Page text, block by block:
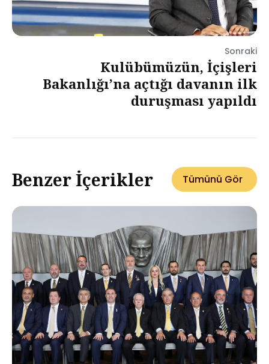
Sonraki
Kulübümüzün, İçişleri
Bakanlığı’na açtığı davanın ilk
duruşması yapıldı
Benzer İçerikler Tümünü Gör